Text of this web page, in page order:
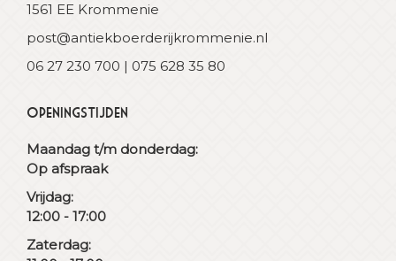
1561 EE Krommenie
post@antiekboerderijkrommenie.nl
06 27 230 700 | 075 628 35 80
Openingstijden
Maandag t/m donderdag:
Op afspraak
Vrijdag:
12:00 - 17:00
Zaterdag: